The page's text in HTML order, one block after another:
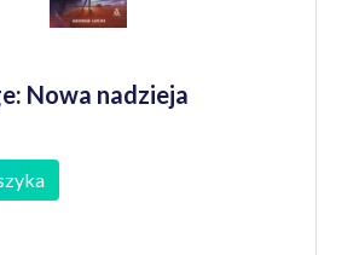
Nowa nadzieja